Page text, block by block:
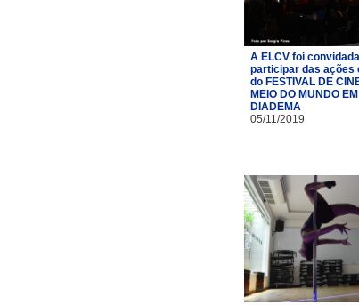
A ELCV foi
participar das ações
do FESTIVAL DE
MEIO DO MUNDO EM
DIADEMA
05/11/2019